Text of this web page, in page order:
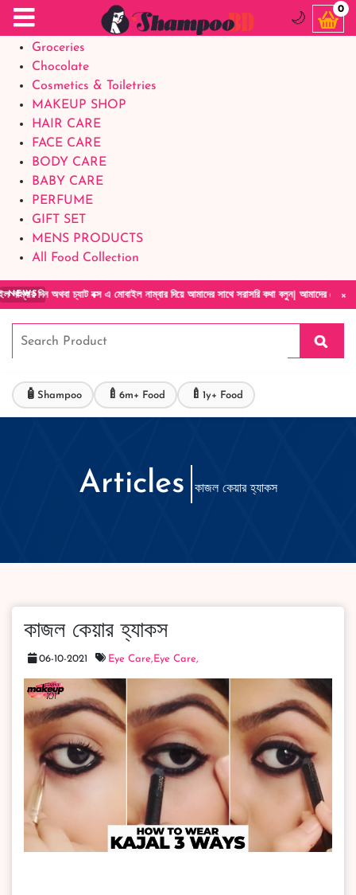
Food Supplements
Baby Foods
Groceries
Chocolate
Cosmetics & Toiletries
MAKEUP SHOP
HAIR CARE
FACE CARE
BODY CARE
BABY CARE
PERFUME
GIFT SET
MENS PRODUCTS
All Food Collection
×
NEWSএ মোবাইল নাম্বার দিয়ে আমাদের সাথে সরাসরি কথা বলুন| আমাদের যেকোনো পণ্য হাতে নিয়ে
🌙
0
🧴 Shampoo 🍼 6m+ Food 🍼 1y+ Food
Articles কাজল কেয়ার হ্যাকস
কাজল কেয়ার হ্যাকস
06-10-2021 Eye Care, Eye Care,